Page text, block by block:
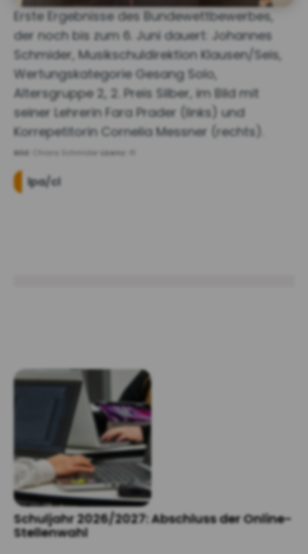
Erste Ergebnisse des Bundewettbewerbes,
der noch bis zum 6. Juni dauert: Johannes
Schmider, Musikschuldirektion Klausen/Seis,
Wertungskategorie Gesang Solo,
Altersgruppe 2, 2. Preis Silber, im Bild mit
seiner Lehrerin Fara Prader (links) und
Korrepetitorin Cornelia Messner (rechts).
Bild: Chiara Schmider Lizenz:
lpa/cl
Schuljahr 2026/2027: Abschluss der Online-
Stellenwahl